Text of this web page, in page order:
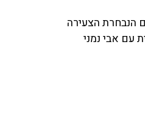
הנבחרת הצעירה
עם אבי נמני